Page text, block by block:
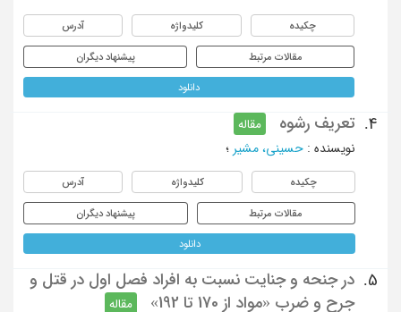
چکیده کلیدواژه آدرس
مقالات مرتبط پیشنهاد دیگران
دانلود
4. تعریف رشوه
مقاله
نویسنده : حسینی، مشیر ؛
چکیده کلیدواژه آدرس
مقالات مرتبط پیشنهاد دیگران
دانلود
5.
در جنحه و جنایت نسبت به افراد فصل اول در قتل و
جرح و ضرب «مواد از 170 تا 192»
مقاله